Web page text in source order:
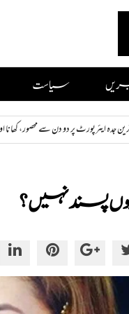
سیاست
پر دو دن سے محصور، کھانا اور پانی بھی ختم
پسند نہیں؟